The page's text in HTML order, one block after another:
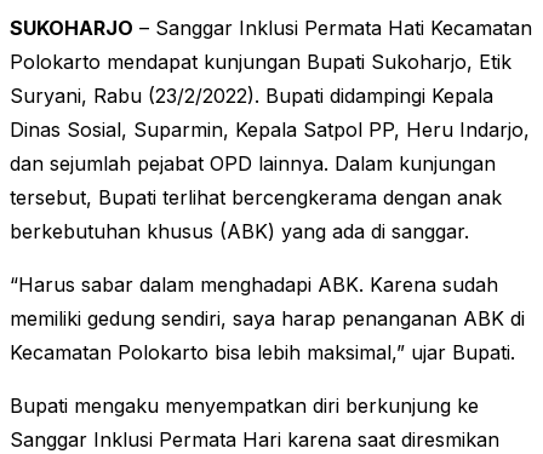
SUKOHARJO – Sanggar Inklusi Permata Hati Kecamatan
Polokarto mendapat kunjungan Bupati Sukoharjo, Etik
Suryani, Rabu (23/2/2022). Bupati didampingi Kepala
Dinas Sosial, Suparmin, Kepala Satpol PP, Heru Indarjo,
dan sejumlah pejabat OPD lainnya. Dalam kunjungan
tersebut, Bupati terlihat bercengkerama dengan anak
berkebutuhan khusus (ABK) yang ada di sanggar.
“Harus sabar dalam menghadapi ABK. Karena sudah
memiliki gedung sendiri, saya harap penanganan ABK di
Kecamatan Polokarto bisa lebih maksimal,” ujar Bupati.
Bupati mengaku menyempatkan diri berkunjung ke
Sanggar Inklusi Permata Hari karena saat diresmikan